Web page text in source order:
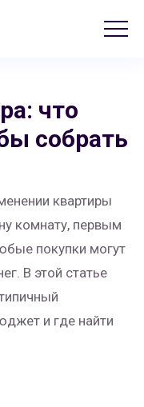
что
собрать
квартиры
комнату, первым
покупки могут
В этой статье
и где найти